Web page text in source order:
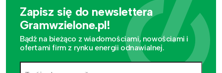
Zapisz się do newslettera
Gramwzielone.pl!
Bądź na bieżąco z wiadomościami, nowościami i
ofertami firm z rynku energii odnawialnej.